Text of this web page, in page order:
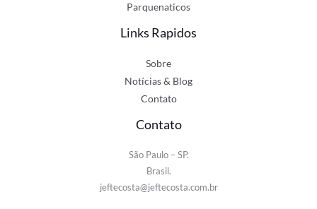
Parquenaticos
Links Rapidos
Sobre
Notícias & Blog
Contato
Contato
São Paulo – SP.
Brasil.
jeftecosta@jeftecosta.com.br